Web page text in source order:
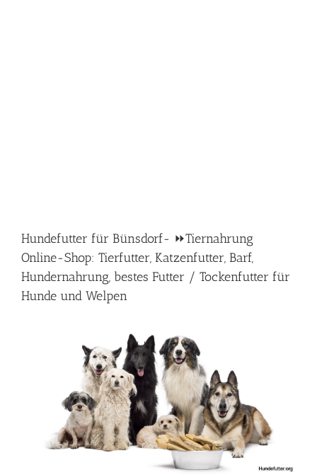
Hundefutter für Bünsdorf- ⏩Tiernahrung
Online-Shop: Tierfutter, Katzenfutter, Barf,
Hundernahrung, bestes Futter / Tockenfutter für
Hunde und Welpen